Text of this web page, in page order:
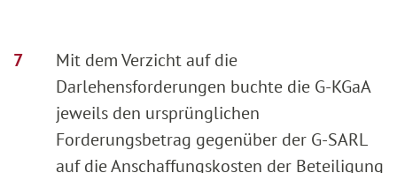
Mit dem Verzicht auf die
Darlehensforderungen buchte die G-KGaA
jeweils den ursprünglichen
Forderungsbetrag gegenüber der G-SARL
auf die Anschaffungskosten der Beteiligung